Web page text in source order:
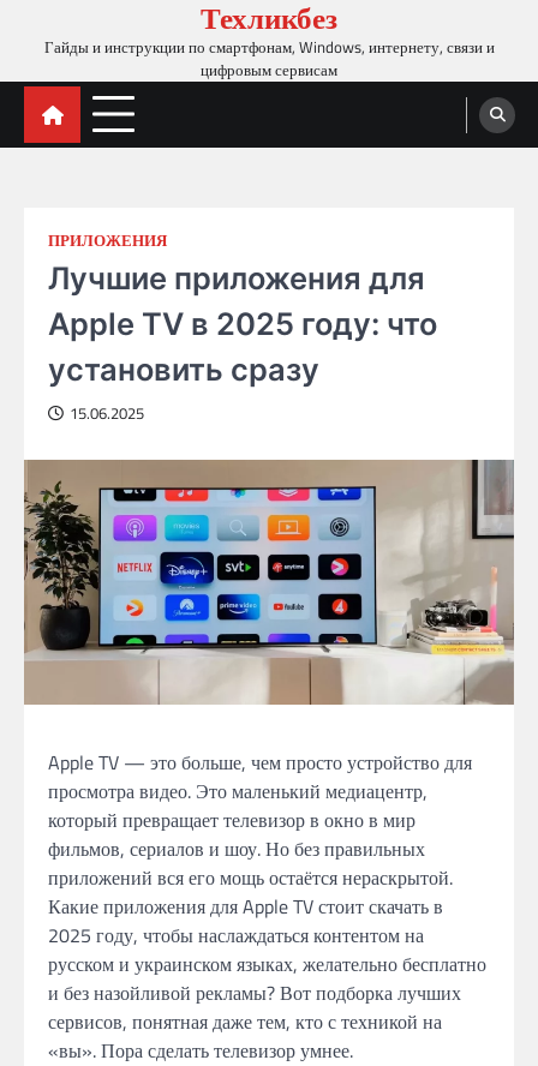
Техликбез
Гайды и инструкции по смартфонам, Windows, интернету, связи и
цифровым сервисам
ПРИЛОЖЕНИЯ
Лучшие приложения для
Apple TV в 2025 году: что
установить сразу
15.06.2025
Apple TV — это больше, чем просто устройство для
просмотра видео. Это маленький медиацентр,
который превращает телевизор в окно в мир
фильмов, сериалов и шоу. Но без правильных
приложений вся его мощь остаётся нераскрытой.
Какие приложения для Apple TV стоит скачать в
2025 году, чтобы наслаждаться контентом на
русском и украинском языках, желательно бесплатно
и без назойливой рекламы? Вот подборка лучших
сервисов, понятная даже тем, кто с техникой на
«вы». Пора сделать телевизор умнее.